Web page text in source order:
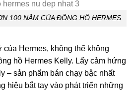
100 NĂM CỦA ĐỒNG HỒ HERMES
của Hermes, không thể không
hồ Hermes Kelly. Lấy cảm hứng
– sản phẩm bán chạy bậc nhất
hiệu bắt tay vào phát triển những